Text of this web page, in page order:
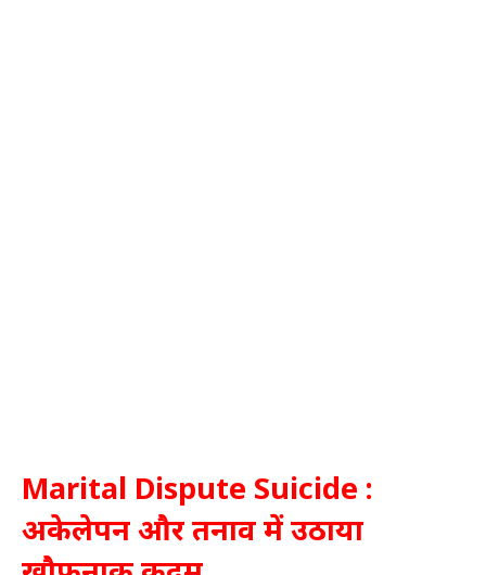
Marital Dispute Suicide :
अकेलेपन और तनाव में उठाया